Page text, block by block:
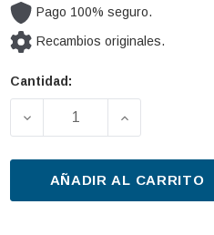
Pago 100% seguro.
Recambios originales.
Cantidad
Cantidad:
DISMINUIR LA CANTIDAD
AUMENTAR
AÑADIR AL CARRITO